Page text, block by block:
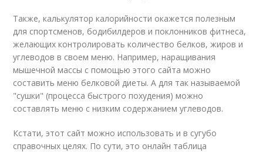
Также, калькулятор калорийности окажется полезным
для спортсменов, бодибилдеров и поклонников фитнеса,
желающих контролировать количество белков, жиров и
углеводов в своем меню. Например, наращивания
мышечной массы с помощью этого сайта можно
составить меню белковой диеты. А для так называемой
"сушки" (процесса быстрого похудения) можно
составлять меню с низким содержанием углеводов.
Кстати, этот сайт можно использовать и в сугубо
справочных целях. По сути, это онлайн таблица